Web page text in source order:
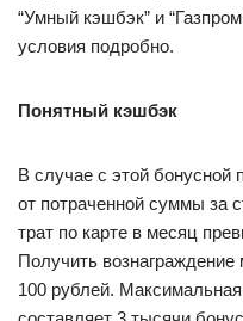
“Умный кэшбэк” и
условия подробно.
Понятный кэшбэк
В случае с этой бонусной
от потраченной суммы за
трат по карте в месяц
Получить
100 рублей.